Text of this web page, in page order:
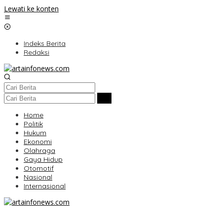
Lewati ke konten
Indeks Berita
Redaksi
Home
Politik
Hukum
Ekonomi
Olahraga
Gaya Hidup
Otomotif
Nasional
Internasional